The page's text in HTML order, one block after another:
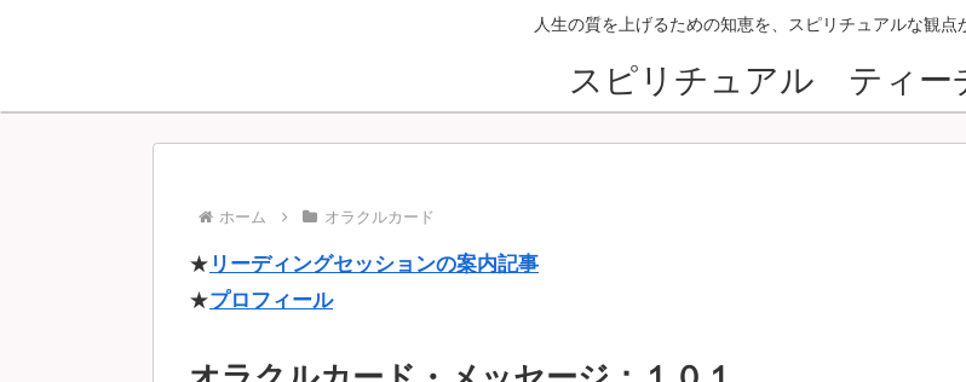
人生の質を上げるための知恵を、スピリチュアルな観点
スピリチュアル ティー
ホーム オラクルカード
★ リーディングセッションの案内記事
★プロフィール